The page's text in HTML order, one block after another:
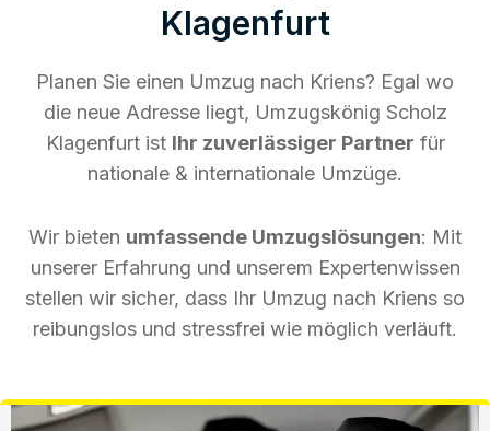
Klagenfurt
Planen Sie einen Umzug nach Kriens? Egal wo
die neue Adresse liegt, Umzugskönig Scholz
Klagenfurt ist Ihr zuverlässiger Partner für
nationale & internationale Umzüge.
Wir bieten umfassende Umzugslösungen: Mit
unserer Erfahrung und unserem Expertenwissen
stellen wir sicher, dass Ihr Umzug nach Kriens so
reibungslos und stressfrei wie möglich verläuft.